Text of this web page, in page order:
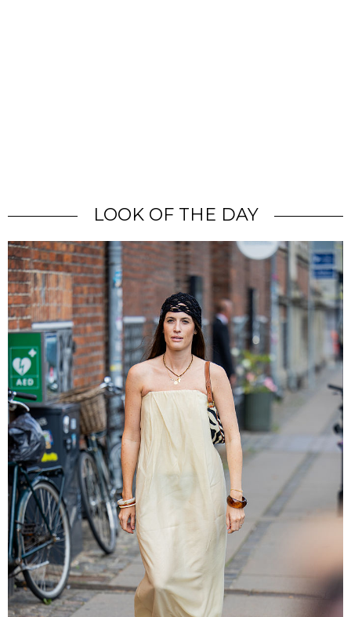
LOOK OF THE DAY